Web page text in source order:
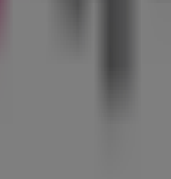
관빌딩), 중구 - 서울특별시
), 중구 - 서울특별시